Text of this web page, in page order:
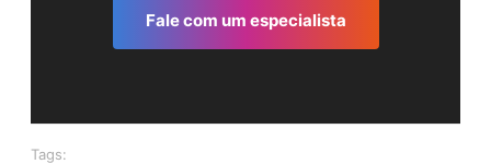
Fale com um especialista
Tags: